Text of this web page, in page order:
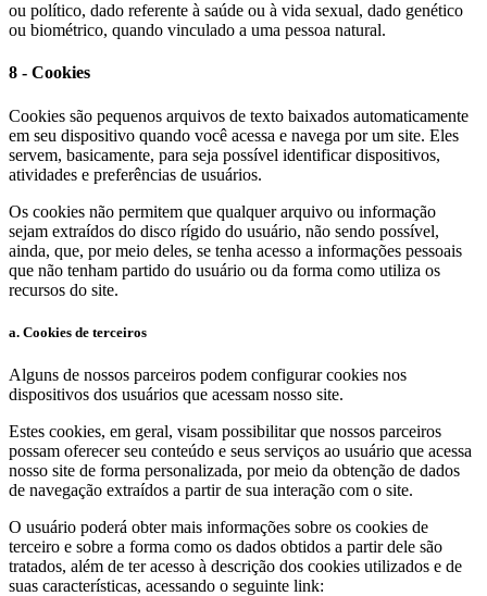
ou político, dado referente à saúde ou à vida sexual, dado genético
ou biométrico, quando vinculado a uma pessoa natural.
8 - Cookies
Cookies são pequenos arquivos de texto baixados automaticamente
em seu dispositivo quando você acessa e navega por um site. Eles
servem, basicamente, para seja possível identificar dispositivos,
atividades e preferências de usuários.
Os cookies não permitem que qualquer arquivo ou informação
sejam extraídos do disco rígido do usuário, não sendo possível,
ainda, que, por meio deles, se tenha acesso a informações pessoais
que não tenham partido do usuário ou da forma como utiliza os
recursos do site.
a. Cookies de terceiros
Alguns de nossos parceiros podem configurar cookies nos
dispositivos dos usuários que acessam nosso site.
Estes cookies, em geral, visam possibilitar que nossos parceiros
possam oferecer seu conteúdo e seus serviços ao usuário que acessa
nosso site de forma personalizada, por meio da obtenção de dados
de navegação extraídos a partir de sua interação com o site.
O usuário poderá obter mais informações sobre os cookies de
terceiro e sobre a forma como os dados obtidos a partir dele são
tratados, além de ter acesso à descrição dos cookies utilizados e de
suas características, acessando o seguinte link: